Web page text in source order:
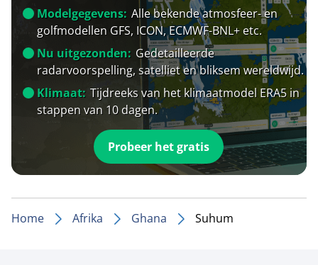
Modelgegevens: Alle bekende atmosfeer- en
golfmodellen GFS, ICON, ECMWF-BNL+ etc.
Nu uitgezonden: Gedetailleerde
radarvoorspelling, satelliet en bliksem wereldwijd.
Klimaat: Tijdreeks van het klimaatmodel ERA5 in
stappen van 10 dagen.
Probeer het gratis
Home Afrika Ghana Suhum